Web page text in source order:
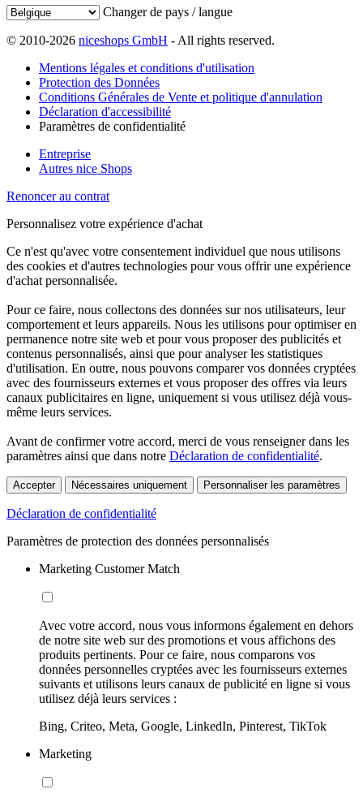
Changer de pays / langue
© 2010-2026 niceshops GmbH - All rights reserved.
Mentions légales et conditions d'utilisation
Protection des Données
Conditions Générales de Vente et politique d'annulation
Déclaration d'accessibilité
Paramètres de confidentialité
Entreprise
Autres nice Shops
Renoncer au contrat
Personnalisez votre expérience d'achat
Ce n'est qu'avec votre consentement individuel que nous utilisons
des cookies et d'autres technologies pour vous offrir une expérience
d'achat personnalisée.
Pour ce faire, nous collectons des données sur nos utilisateurs, leur
comportement et leurs appareils. Nous les utilisons pour optimiser en
permanence notre site web et pour vous proposer des publicités et
contenus personnalisés, ainsi que pour analyser les statistiques
d'utilisation. En outre, nous pouvons comparer vos données cryptées
avec des fournisseurs externes et vous proposer des offres via leurs
canaux publicitaires en ligne, uniquement si vous utilisez déjà vous-
même leurs services.
Avant de confirmer votre accord, merci de vous renseigner dans les
paramètres ainsi que dans notre Déclaration de confidentialité.
Accepter Nécessaires uniquement Personnaliser les paramètres
Déclaration de confidentialité
Paramètres de protection des données personnalisés
Marketing Customer Match
Avec votre accord, nous vous informons également en dehors
de notre site web sur des promotions et vous affichons des
produits pertinents. Pour ce faire, nous comparons vos
données personnelles cryptées avec les fournisseurs externes
suivants et utilisons leurs canaux de publicité en ligne si vous
utilisez déjà leurs services :
Bing, Criteo, Meta, Google, LinkedIn, Pinterest, TikTok
Marketing